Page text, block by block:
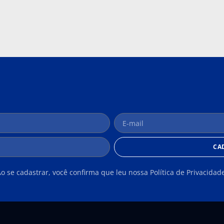
se cadastrar, você confirma que leu nossa Política de